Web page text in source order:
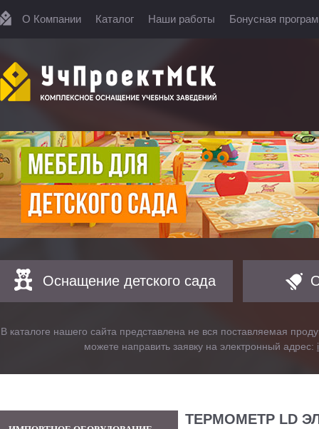
О Компании Каталог Наши работы Бонусная
Оснащение детского сада
В каталоге нашего сайта представлена не вся поставляемая
можете направить заявку на электронный адрес:
ТЕРМОМЕТР LD